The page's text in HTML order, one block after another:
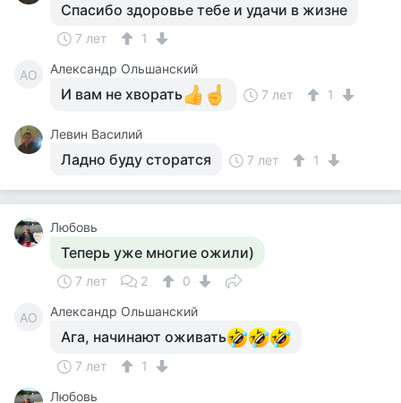
Спасибо здоровье тебе и удачи в жизне
7 лет 1
АО Александр Ольшанский
И вам не хворать 7 лет 1
Левин Василий
Ладно буду сторатся 7 лет 1
Любовь
Теперь уже многие ожили)
7 лет 2 0
АО Александр Ольшанский
Ага, начинают оживать
7 лет
1
Любовь